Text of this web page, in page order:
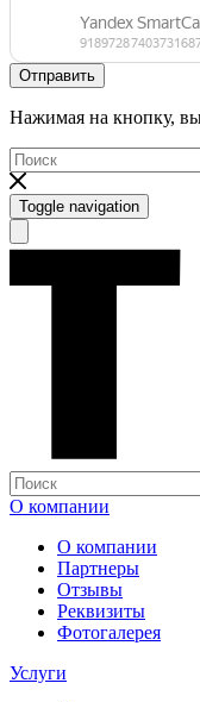
Отправить
Нажимая на кнопку, вы
Toggle navigation
О компании
О компании
Партнеры
Отзывы
Реквизиты
Фотогалерея
Услуги